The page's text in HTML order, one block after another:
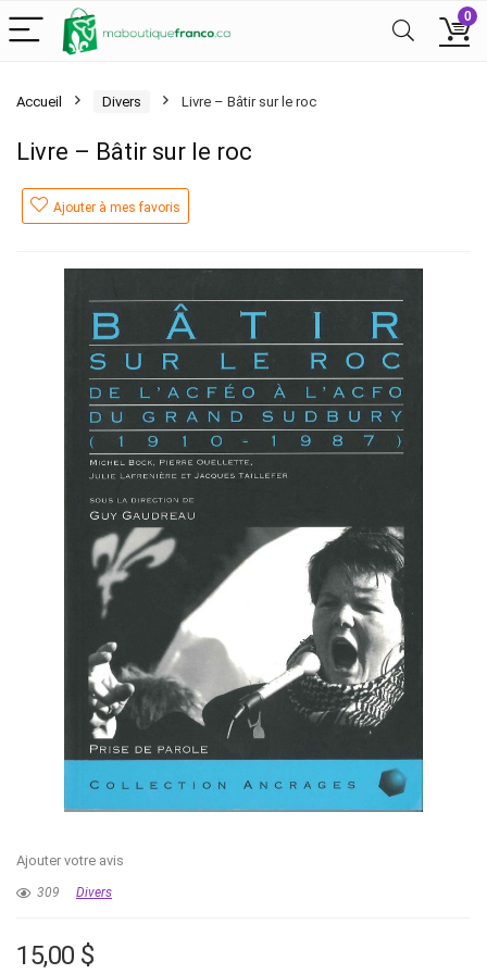
0
Accueil Divers Livre – Bâtir sur le roc
Livre – Bâtir sur le roc
Ajouter à mes favoris
Ajouter votre avis
309 Divers
15,00 $